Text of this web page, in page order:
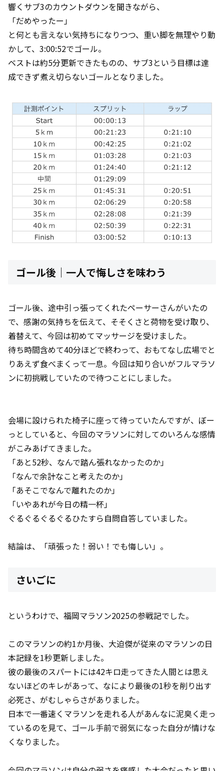
響くサブ3のカウントダウンを聞きながら、
「だめやったー」
と何とも言えない気持ちになりつつ、重い脚を無理やり動
かして、3:00:52でゴール。
ベストは約5分更新できたものの、サブ3という目標は達
成できず煮え切らないゴールとなりました。
ゴール後｜一人で悔しさを味わう
ゴール後、途中引っ張ってくれたペーサーさんがいたの
で、感謝の気持ちを伝えて、そそくさと荷物を受け取り、
着替えて、今回は初めてマッサージを受けました。
待ち時間含めて40分ほどで終わって、おもてなし広場でと
りあえず食べまくって一息。今回は知り合いがフルマラソ
ンに初挑戦していたので待つことにしました。
会場に設けられた椅子に座って待っていたんですが、ぼー
っとしていると、今回のマラソンに対してのいろんな感情
がこみあげてきました。
「あと52秒、なんで踏ん張れなかったのか」
「なんで余計なこと考えたのか」
「あそこでなんで離れたのか」
「いやあれが今日の精一杯」
ぐるぐるぐるぐるひたすら自問自答していました。
結論は、「頑張った！弱い！でも悔しい」。
さいごに
というわけで、福岡マラソン2025の参戦記でした。
このマラソンの約1か月後、大迫傑が従来のマラソンの日
本記録を1秒更新しました。
彼の最後のスパートには42キロ走ってきた人間とは思え
ないほどのキレがあって、なにより最後の1秒を削り出す
必死さ、がむしゃらさがありました。
日本で一番速くマラソンを走れる人があんなに泥臭く走っ
ているのを見て、ゴール手前で弱気になった自分が情けな
くなりました。